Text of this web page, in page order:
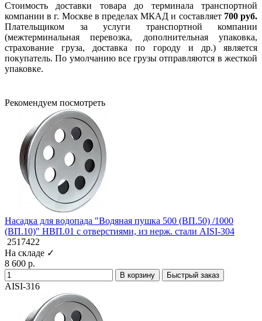
Стоимость доставки товара до терминала транспортной
компании в г. Москве в пределах МКАД и составляет 700 руб.
Плательщиком за услуги транспортной компании
(межтерминальная перевозка, дополнительная упаковка,
страхование груза, доставка по городу и др.) является
покупатель. По умолчанию все грузы отправляются в жесткой
упаковке.
Рекомендуем посмотреть
Насадка для водопада "Водяная пушка 500 (ВП.50) /1000
(ВП.10)" НВП.01 с отверстиями, из нерж. стали AISI-304
2517422
На складе ✓
8 600 р.
В корзину Быстрый заказ
AISI-316